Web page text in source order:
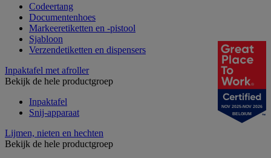
Codeertang
Documentenhoes
Markeeretiketten en -pistool
Sjabloon
Verzendetiketten en dispensers
Inpaktafel met afroller
Bekijk de hele productgroep
Inpaktafel
Snij-apparaat
Lijmen, nieten en hechten
Bekijk de hele productgroep
NOV 2025-NOV 2026
BELGIUM